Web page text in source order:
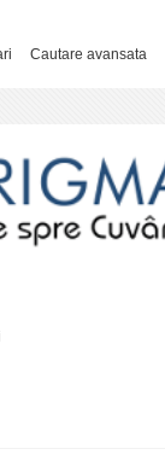
Cautare avansata